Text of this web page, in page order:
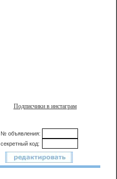
Подписчики в инстаграм
№ объявления:
секретный код: